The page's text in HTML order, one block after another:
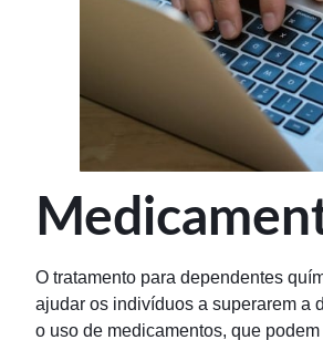
O tratamento para dependentes
ajudar os indivíduos a superarem a
o uso de medicamentos, que